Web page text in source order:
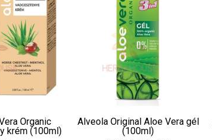
Organic
krém (100ml)
Alveola Original Aloe Vera gél
(100ml)